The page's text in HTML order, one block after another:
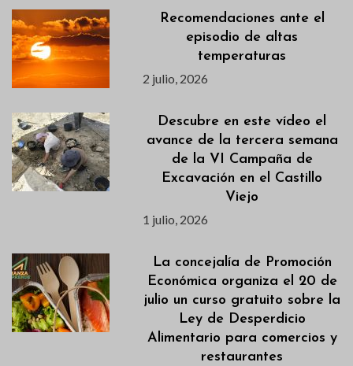
Recomendaciones ante el
episodio de altas
temperaturas
2 julio, 2026
Descubre en este vídeo el
avance de la tercera semana
de la VI Campaña de
Excavación en el Castillo
Viejo
1 julio, 2026
La concejalía de Promoción
Económica organiza el 20 de
julio un curso gratuito sobre la
Ley de Desperdicio
Alimentario para comercios y
restaurantes